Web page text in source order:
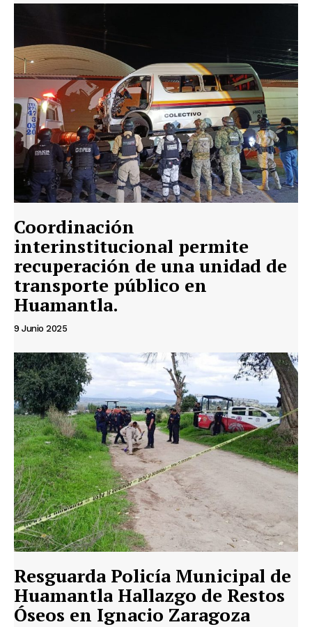
Coordinación
interinstitucional permite
recuperación de una unidad de
transporte público en
Huamantla.
9 Junio 2025
Resguarda Policía Municipal de
Huamantla Hallazgo de Restos
Óseos en Ignacio Zaragoza